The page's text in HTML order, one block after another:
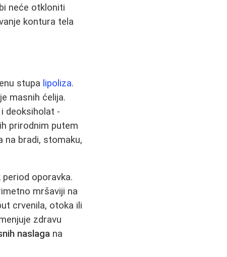
neće otkloniti
kontura tela
stupa lipoliza.
masnih ćelija.
deoksiholat -
prirodnim putem
na bradi, stomaku,
oporavka.
mršaviji na
crvenila, otoka ili
zdravu
naslaga na